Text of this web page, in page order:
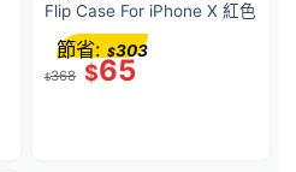
Flip Case For iPhone X 紅色
$368 $65
節省: $303